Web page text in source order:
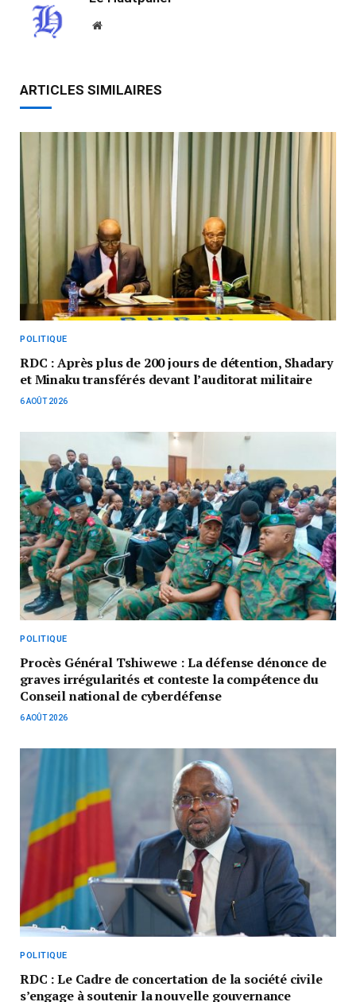
Website
ARTICLES SIMILAIRES
POLITIQUE
RDC : Après plus de 200 jours de détention, Shadary
et Minaku transférés devant l’auditorat militaire
6 AOÛT 2026
POLITIQUE
Procès Général Tshiwewe : La défense dénonce de
graves irrégularités et conteste la compétence du
Conseil national de cyberdéfense
6 AOÛT 2026
POLITIQUE
RDC : Le Cadre de concertation de la société civile
s’engage à soutenir la nouvelle gouvernance